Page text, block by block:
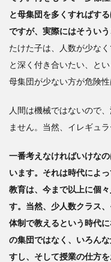
と母集団を多くすればす
ですが、実際にはそういう
たけた子は、人数が少な
と深く付き合いたい、と
母集団が少ない方が危険性
人間は機械ではないので
ません。当然、イレギュ
一番考えなければいけな
います。それは時代によ
教育は、今まで以上に個
す。当然、少人数クラス
体制で教えるという時代
の集団ではなく、いろん
すし、そして授業の仕方